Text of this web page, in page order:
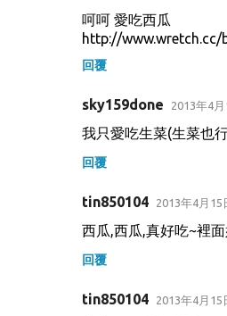
呵呵 愛吃西瓜
http://
回覆
sky159done 2013年4
我只愛吃生菜(生菜也
回覆
tin850104 2013年4月15
西瓜,西瓜,真好吃~裡
回覆
tin850104 2013年4月15